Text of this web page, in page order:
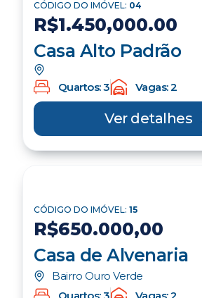
CÓDIGO DO IMÓVEL:25
R$1.550,000.00
Casa de Alvenaria
Quartos: 3 Vagas: 2